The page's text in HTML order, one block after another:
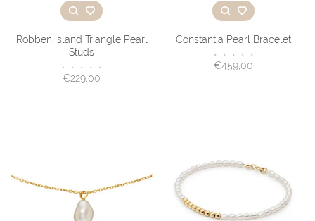
Robben Island Triangle Pearl
Studs
• • • • •
€229,00
Constantia Pearl Bracelet
• • • • •
€459,00